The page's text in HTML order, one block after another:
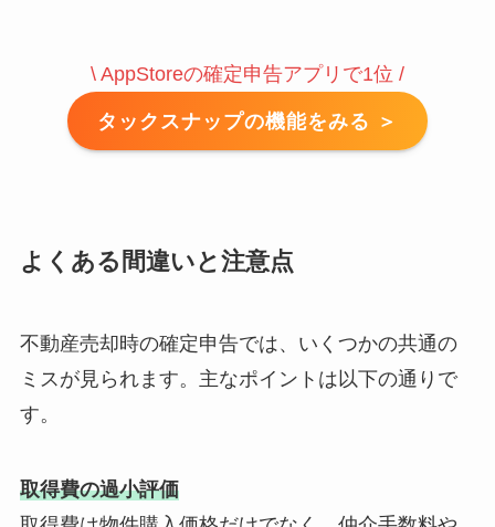
\ AppStoreの確定申告アプリで1位 /
タックスナップの機能をみる ＞
よくある間違いと注意点
不動産売却時の確定申告では、いくつかの共通の
ミスが見られます。主なポイントは以下の通りで
す。
取得費の過小評価